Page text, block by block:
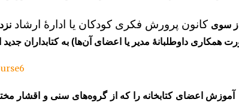
سوی کانون پرورش فکری کودکان یا ادارۀ ارشاد
آموزش اعضای کتابخانه را که از گروه‌های سنی و اقشار